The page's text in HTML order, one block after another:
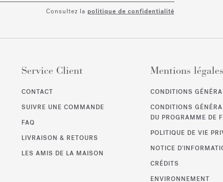
Consultez la politique de confidentialité
Service Client
CONTACT
SUIVRE UNE COMMANDE
FAQ
LIVRAISON & RETOURS
LES AMIS DE LA MAISON
Mentions légales
CONDITIONS
CONDITIONS
DU PROGRAMME DE
POLITIQUE DE VIE
NOTICE
CRÉDITS
ENVIRONNEMENT